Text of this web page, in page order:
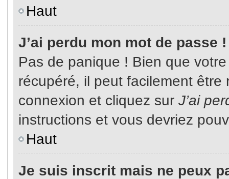
Haut
J’ai perdu mon mot de passe !
Pas de panique ! Bien que
récupéré, il peut facilement
connexion et cliquez sur J’ai
instructions et vous devriez
Haut
Je suis inscrit mais ne peux